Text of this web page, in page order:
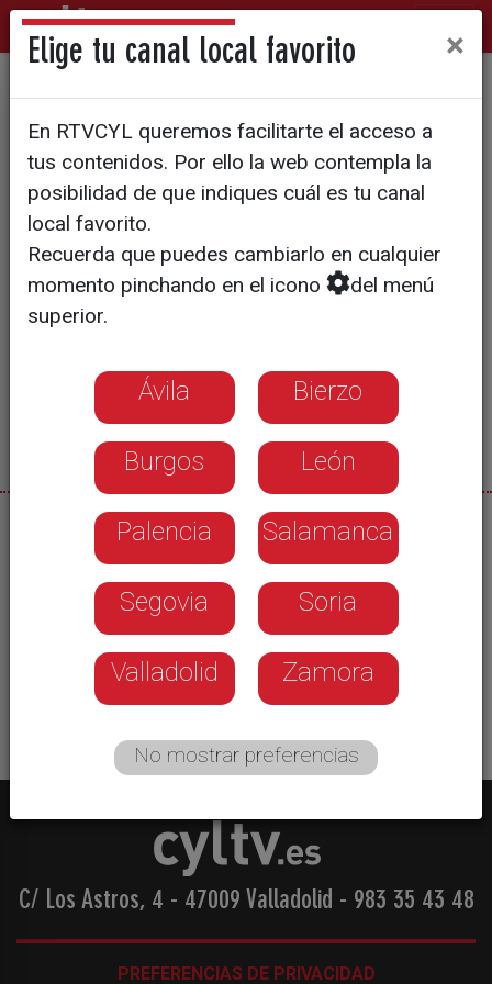
Fabero impulsa su comercio
25/05/2026
La asociación Comercio y Servicios de Fabero
organizó una jornada festiva y solidaria este
pasado fin de semana. Se realizó una
degustación con parte de la recaudación para la
asociación Atenea Autismo.
C/ Los Astros, 4 - 47009 Valladolid - 983 35 43 48
PREFERENCIAS DE PRIVACIDAD
Elige tu canal local favorito ×
En RTVCYL queremos facilitarte el acceso a
tus contenidos. Por ello la web contempla la
posibilidad de que indiques cuál es tu canal
local favorito.
Recuerda que puedes cambiarlo en cualquier
momento pinchando en el icono
del menú
superior.
Ávila Bierzo
Burgos León
Palencia Salamanca
Segovia Soria
Valladolid Zamora
No mostrar preferencias